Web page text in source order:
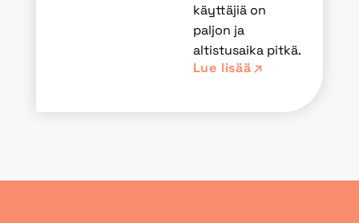
käyttäjiä on
paljon ja
altistusaika pitkä.
Lue lisää